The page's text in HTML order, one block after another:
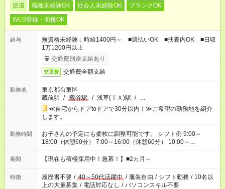
派遣 職種未経験OK 社会人未経験OK
ブランクOK
WEB登録・面接OK
給与
無資格未経験：時給1400円～ ■週払いOK ■扶養内OK ■日収
1万1200円以上
交通費別途支給あり
交通費 交通費全額支給
勤務地
東京都台東区
蔵前駅 / 鶯谷駅 / 浅草(ＴＸ)駅 / …
≪自宅からドアtoドアで30分以内！≫ご希望の勤務地を紹介
します。
勤務時間
お子さんの予定にも柔軟に調整可能です。 シフト例 9:00～
18:00（休憩60分） 7:00～16:00（休憩60分） 10:00～
19:00（休憩60分） ※Wワーク希望の方へ 今ご覧のお仕事で希
望する勤務時間と、もう1つのお仕事の勤務時間の合計が 週40
期間 【現在も積極採用中！急募！】■2カ月～
特徴 履歴書不要 / 40～50代活躍中 / 服装自由 / シフト勤務 / 10名以
上の大量募集 / 電話対応なし / パソコンスキル不要